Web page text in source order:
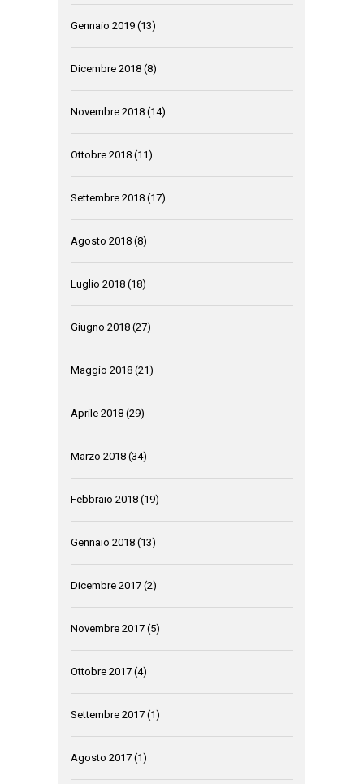
Gennaio 2019 (13)
Dicembre 2018 (8)
Novembre 2018 (14)
Ottobre 2018 (11)
Settembre 2018 (17)
Agosto 2018 (8)
Luglio 2018 (18)
Giugno 2018 (27)
Maggio 2018 (21)
Aprile 2018 (29)
Marzo 2018 (34)
Febbraio 2018 (19)
Gennaio 2018 (13)
Dicembre 2017 (2)
Novembre 2017 (5)
Ottobre 2017 (4)
Settembre 2017 (1)
Agosto 2017 (1)